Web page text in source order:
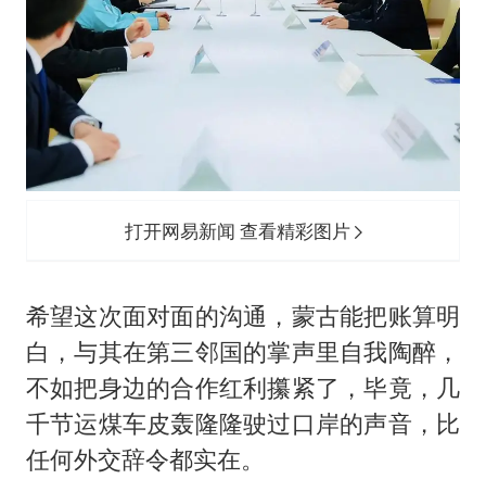
打开网易新闻 查看精彩图片
希望这次面对面的沟通，蒙古能把账算明
白，与其在第三邻国的掌声里自我陶醉，
不如把身边的合作红利攥紧了，毕竟，几
千节运煤车皮轰隆隆驶过口岸的声音，比
任何外交辞令都实在。